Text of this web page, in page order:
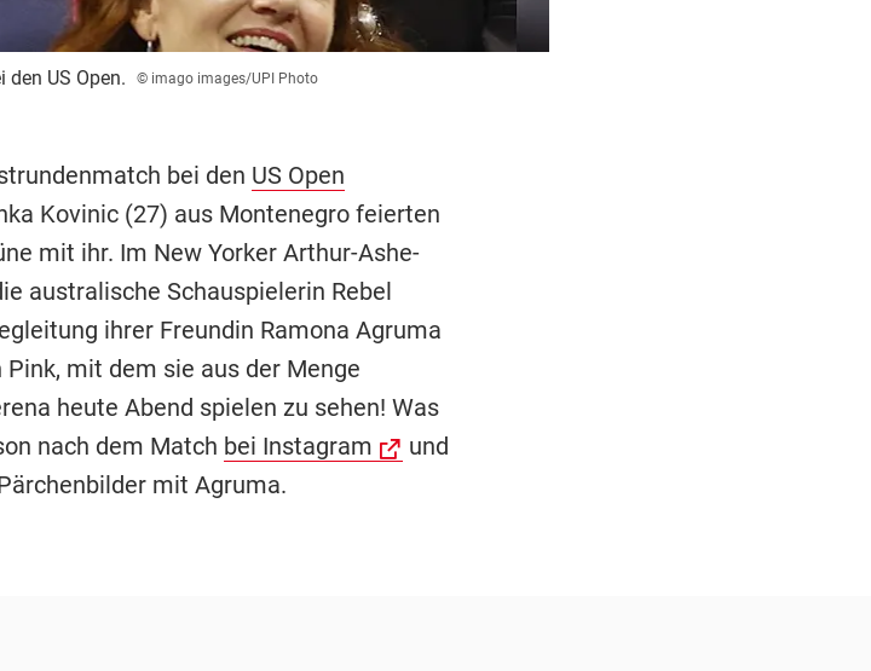
US Open. © imago images/UPI Photo
bei den US Open
Kovinic (27) aus Montenegro feierten
mit ihr. Im New Yorker Arthur-Ashe-
australische Schauspielerin Rebel
ihrer Freundin Ramona Agruma
mit dem sie aus der Menge
heute Abend spielen zu sehen! Was
nach dem Match bei Instagram
und
mit Agruma.